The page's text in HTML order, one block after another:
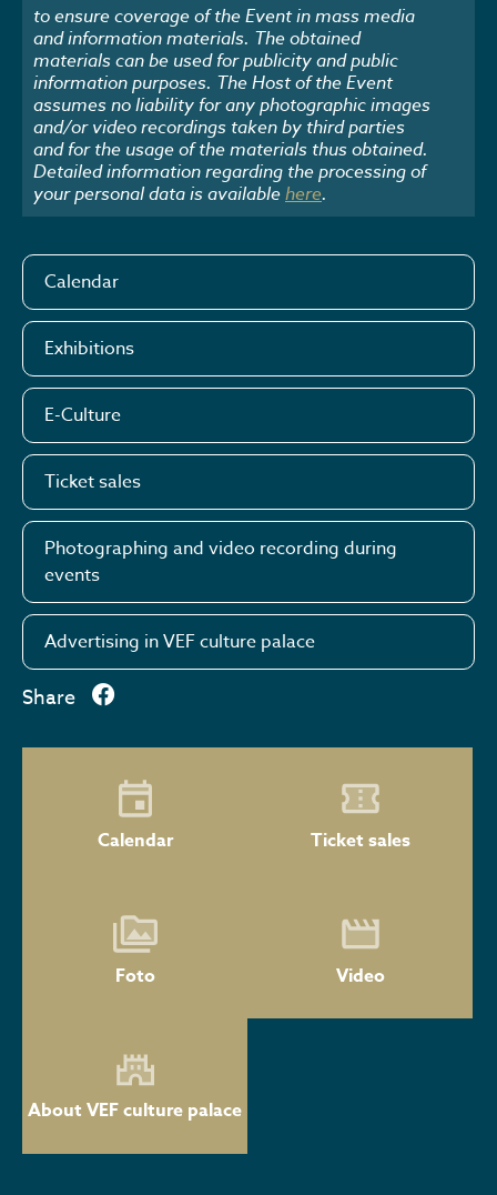
to ensure coverage of the Event in mass media
and information materials. The obtained
materials can be used for publicity and public
information purposes. The Host of the Event
assumes no liability for any photographic images
and/or video recordings taken by third parties
and for the usage of the materials thus obtained.
Detailed information regarding the processing of
your personal data is availablehere.
Calendar
Exhibitions
E-Culture
Ticket sales
Photographing and video recording during
events
Advertising in VEF culture palace
Share
Calendar Ticket sales
Foto Video
About VEF culture palace